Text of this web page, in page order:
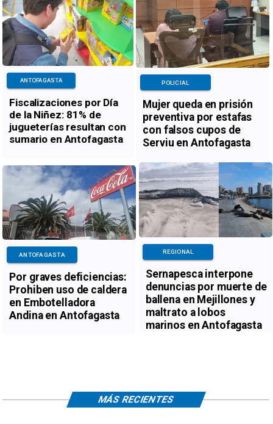
Fiscalizaciones por Día
de la Niñez: 81% de
jugueterías resultan con
sumario en Antofagasta
ANTOFAGASTA
Mujer queda en prisión
preventiva por estafas
con falsos cupos de
Serviu en Antofagasta
POLICIAL
Por graves deficiencias:
Prohiben uso de caldera
en Embotelladora
Andina en Antofagasta
ANTOFAGASTA
Sernapesca interpone
denuncias por muerte de
ballena en Mejillones y
maltrato a lobos
marinos en Antofagasta
REGIONAL
MÁS RECIENTES